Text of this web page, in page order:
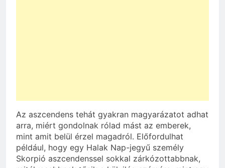
Az aszcendens tehát gyakran magyarázatot adhat
arra, miért gondolnak rólad mást az emberek,
mint amit belül érzel magadról. Előfordulhat
például, hogy egy Halak Nap-jegyű személy
Skorpió aszcendenssel sokkal zárkózottabbnak,